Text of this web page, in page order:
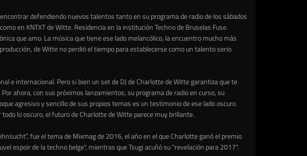
defendiendo nuevos talentos tanto en su programa de radio de los sábados
en KNTXT de Witte. Residencia en la institución Techno de Bruselas Fuse.
que amo. La música que tiene ese lado melancólico, la encuentro mucho más
de Witte no perdió el tiempo para establecerse como un talento serio
e internacional. Pero si bien un set de DJ de Charlotte de Witte garantiza que te
ahora, con sus próximos lanzamientos, su programa de radio en curso, su
agresivo y sencillo de sus propios temas es un testimonio de ese lado oscuro
lo oscuro, el futuro de Charlotte de Witte parece muy brillante.
fue el tema de Mixmag de 2016, el año en el que Charlotte ganó el premio
espoir de la techno belge", mientras que Tsugi acuñó su "revelación para 2017".